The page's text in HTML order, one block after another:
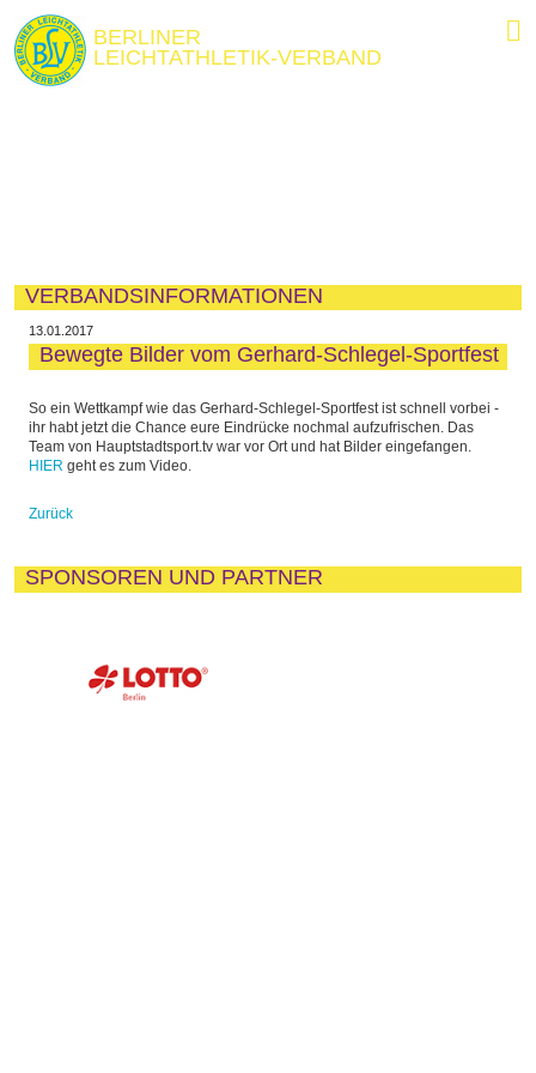
BERLINER
LEICHTATHLETIK-VERBAND
VERBANDSINFORMATIONEN
13.01.2017
Bewegte Bilder vom Gerhard-Schlegel-Sportfest
So ein Wettkampf wie das Gerhard-Schlegel-Sportfest ist schnell vorbei -
ihr habt jetzt die Chance eure Eindrücke nochmal aufzufrischen. Das
Team von Hauptstadtsport.tv war vor Ort und hat Bilder eingefangen.
HIER geht es zum Video.
Zurück
SPONSOREN UND PARTNER